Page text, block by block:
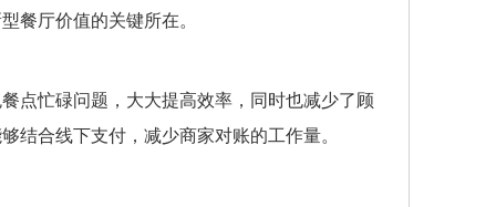
餐厅价值的关键所在。
点忙碌问题，大大提高效率，同时也减少了顾
结合线下支付，减少商家对账的工作量。